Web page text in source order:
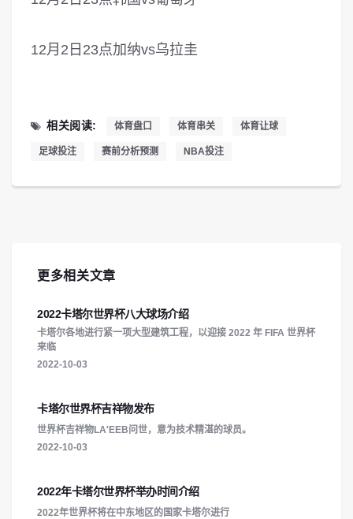
12月2日23点加纳vs乌拉圭
相关阅读: 体育盘口 体育串关 体育让球
足球投注 赛前分析预测 NBA投注
更多相关文章
2022卡塔尔世界杯八大球场介绍
卡塔尔各地进行紧一项大型建筑工程，以迎接 2022 年 FIFA 世界杯
来临
2022-10-03
卡塔尔世界杯吉祥物发布
世界杯吉祥物LA'EEB问世，意为技术精湛的球员。
2022-10-03
2022年卡塔尔世界杯举办时间介绍
2022年世界杯将在中东地区的国家卡塔尔进行